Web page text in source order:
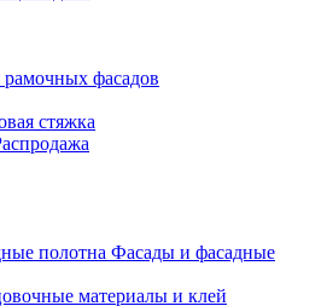
фасадов
стяжка
Фасады и фасадные